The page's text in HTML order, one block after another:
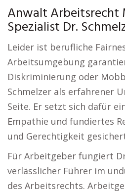
Anwalt Arbeitsrecht
Spezialist Dr.
Leider ist berufliche
Arbeitsumgebung
Diskriminierung oder
Schmelzer als erfahrener
Seite. Er setzt sich dafür
Empathie und fundiertes
und Gerechtigkeit
Für Arbeitgeber fungiert
verlässlicher Führer im
des Arbeitsrechts.